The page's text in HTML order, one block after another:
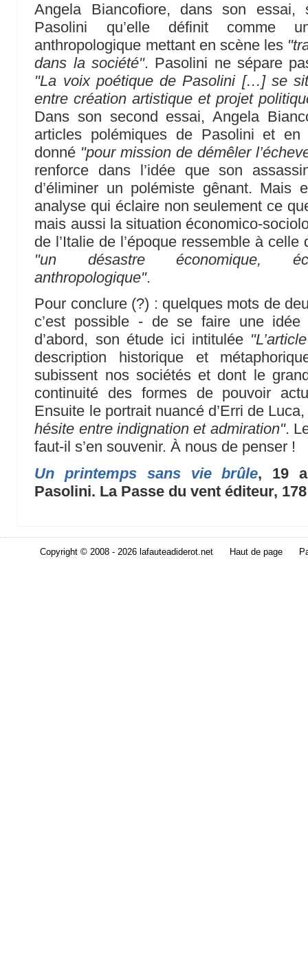
Angela Biancofiore, dans son essai,
Pasolini qu’elle définit comme
anthropologique mettant en scène les
dans la société". Pasolini ne sépare
"La voix poétique de Pasolini […] se
entre création artistique et projet
Dans son second essai, Angela
articles polémiques de Pasolini et en
donné "pour mission de démêler
renforce dans l’idée que son
d’éliminer un polémiste gênant.
analyse qui éclaire non seulement ce
mais aussi la situation économico-
de l’Italie de l’époque ressemble à celle
"un désastre économique,
anthropologique".
Pour conclure (?) : quelques mots de
c’est possible - de se faire une idée
d’abord, son étude ici intitulée
description historique et
subissent nos sociétés et dont le
continuité des formes de pouvoir
Ensuite le portrait nuancé d’Erri de
hésite entre indignation et admiration".
faut-il s’en souvenir. À nous de penser !
Un printemps sans vie brûle, 19
Pasolini. La Passe du vent éditeur,
Copyright © 2008 - 2026 lafauteadiderot.net Haut de page